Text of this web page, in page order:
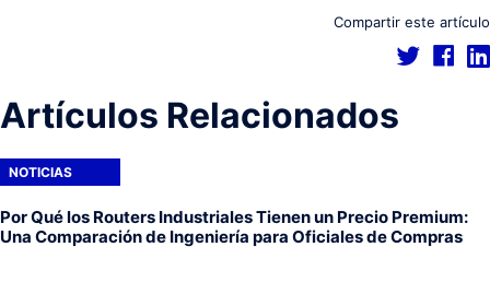
Compartir este artículo
Artículos Relacionados
NOTICIAS
Por Qué los Routers Industriales Tienen un Precio Premium:
Una Comparación de Ingeniería para Oficiales de Compras